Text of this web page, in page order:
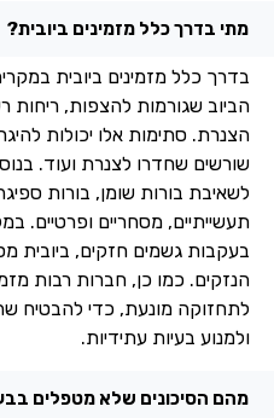
מתי בדרך כלל מזמינים ביובית?
בדרך כלל מזמינים ביובית
הביוב שגורמות להצפות, ריחות
הצנרת. סתימות אלו יכולות
שורשים שחדרו לצנרת ועוד.
לשאיבת בורות שומן, בורות ספיגה
תעשייתיים, מסחריים ופרטיים.
בעקבות גשמים חזקים, ביובית
הנזקים. כמו כן, חברות רבות
לתחזוקה מונעת, כדי להבטיח
ולמנוע בעיות עתידיות.
מהם הסיכונים שלא מטפלים